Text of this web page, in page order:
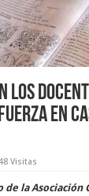
los
en
Visitas
de la Asociación